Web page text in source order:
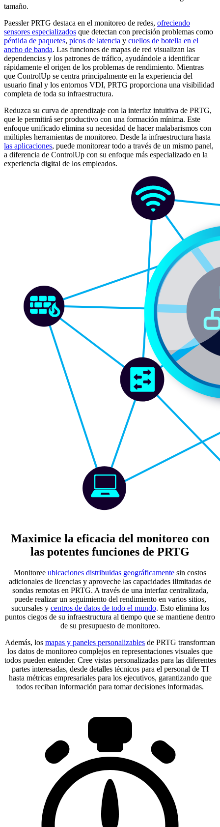
tamaño.
Paessler PRTG destaca en el monitoreo de redes, ofreciendo
sensores especializados que detectan con precisión problemas como
pérdida de paquetes, picos de latencia y cuellos de botella en el
ancho de banda. Las funciones de mapas de red visualizan las
dependencias y los patrones de tráfico, ayudándole a identificar
rápidamente el origen de los problemas de rendimiento. Mientras
que ControlUp se centra principalmente en la experiencia del
usuario final y los entornos VDI, PRTG proporciona una visibilidad
completa de toda su infraestructura.
Reduzca su curva de aprendizaje con la interfaz intuitiva de PRTG,
que le permitirá ser productivo con una formación mínima. Este
enfoque unificado elimina su necesidad de hacer malabarismos con
múltiples herramientas de monitoreo. Desde la infraestructura hasta
las aplicaciones, puede monitorear todo a través de un mismo panel,
a diferencia de ControlUp con su enfoque más especializado en la
experiencia digital de los empleados.
Maximice la eficacia del monitoreo con
las potentes funciones de PRTG
Monitoree ubicaciones distribuidas geográficamente sin costos
adicionales de licencias y aproveche las capacidades ilimitadas de
sondas remotas en PRTG. A través de una interfaz centralizada,
puede realizar un seguimiento del rendimiento en varios sitios,
sucursales y centros de datos de todo el mundo. Esto elimina los
puntos ciegos de su infraestructura al tiempo que se mantiene dentro
de su presupuesto de monitoreo.
Además, los mapas y paneles personalizables de PRTG transforman
los datos de monitoreo complejos en representaciones visuales que
todos pueden entender. Cree vistas personalizadas para las diferentes
partes interesadas, desde detalles técnicos para el personal de TI
hasta métricas empresariales para los ejecutivos, garantizando que
todos reciban información para tomar decisiones informadas.